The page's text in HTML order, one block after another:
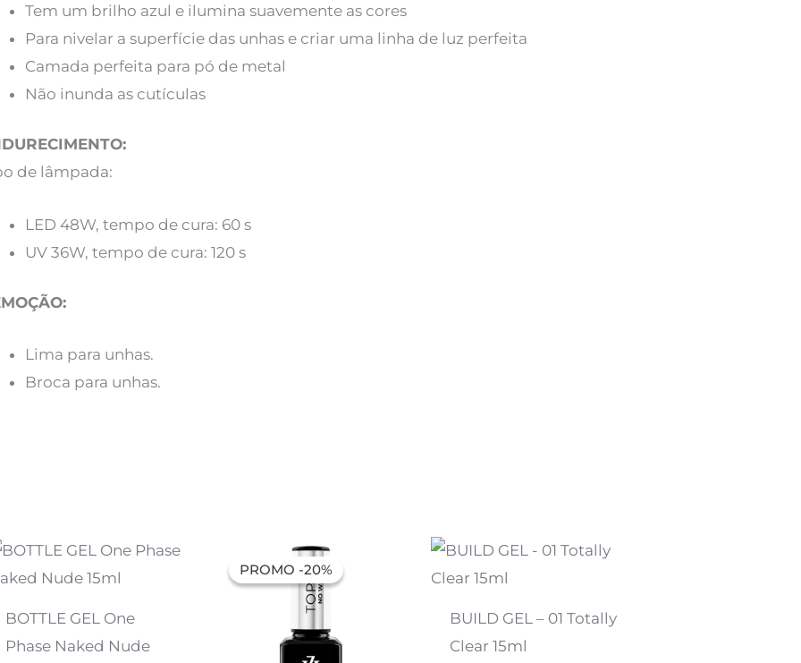
Tem um brilho azul e ilumina suavemente as cores
Para nivelar a superfície das unhas e criar uma linha de luz perfeita
Camada perfeita para pó de metal
Não inunda as cutículas
de lâmpada:
LED 48W, tempo de cura: 60 s
UV 36W, tempo de cura: 120 s
Lima para unhas.
Broca para unhas.
BOTTLE GEL One
Phase Naked Nude
PROMO -20%
PROMO -20%
preço
original
preço
atual
10,41 €.
BUILD GEL – 01 Totally
Clear 15ml